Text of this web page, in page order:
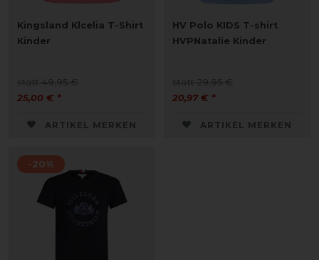
Kingsland Klcelia T-Shirt
Kinder
statt 49,95 €
25,00 € *
ARTIKEL MERKEN
HV Polo KIDS T-shirt
HVPNatalie Kinder
statt 29,95 €
20,97 € *
ARTIKEL MERKEN
-20%